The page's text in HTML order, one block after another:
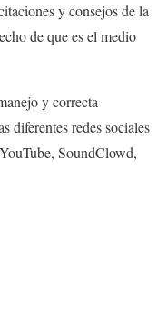
y consejos de la
de que es el medio
y correcta
diferentes redes sociales
SoundClowd,